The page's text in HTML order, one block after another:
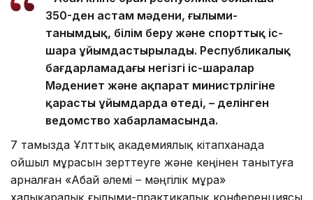
350-ден астам мәдени, ғылыми-
танымдық, білім беру және спорттық іс-
шара ұйымдастырылады. Республикалық
бағдарламадағы негізгі іс-шаралар
Мәдениет және ақпарат министрлігіне
қарасты ұйымдарда өтеді, – делінген
ведомство хабарламасында.
7 тамызда Ұлттық академиялық кітапханада
ойшыл мұрасын зерттеуге және кеңінен танытуға
арналған «Абай әлемі – мәңгілік мұра»
халықаралық ғылыми-практикалық конференциясы